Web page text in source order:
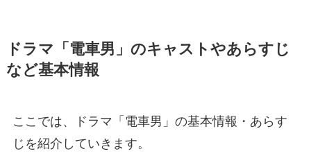
ドラマ「電車男」のキャストやあらすじ
など基本情報
ここでは、ドラマ「電車男」の基本情報・あらす
じを紹介していきます。